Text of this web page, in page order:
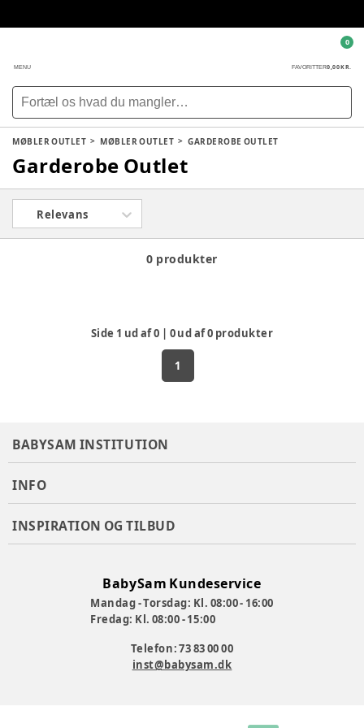
MENU FAVORITTER0,00 KR.
0
MØBLER OUTLET MØBLER OUTLET GARDEROBE OUTLET
Garderobe Outlet
Relevans
0 produkter
Side 1 ud af0 0ud af0 produkter
1
BABYSAM INSTITUTION
INFO
INSPIRATION OG TILBUD
BabySam Kundeservice
Mandag - Torsdag: Kl. 08:00 - 16:00
Fredag: Kl. 08:00 - 15:00
Telefon: 73 83 00 00
inst@babysam.dk